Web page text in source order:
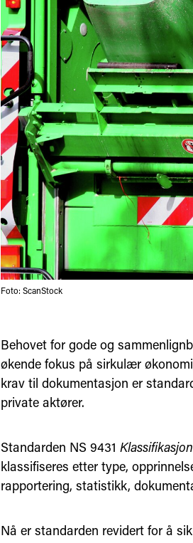
Foto: ScanStock
Behovet for gode og
økende fokus på sirkulær
krav til dokumentasjon er
private aktører.
Standarden NS 9431
klassifiseres etter type,
rapportering, statistikk,
Nå er standarden revidert for å